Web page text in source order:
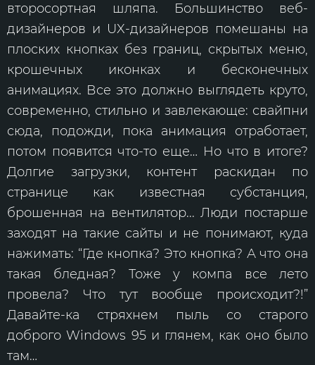
второсортная шляпа. Большинство веб-
дизайнеров и UX-дизайнеров помешаны на
плоских кнопках без границ, скрытых меню,
крошечных иконках и бесконечных
анимациях. Все это должно выглядеть круто,
современно, стильно и завлекающе: свайпни
сюда, подожди, пока анимация отработает,
потом появится что-то еще… Но что в итоге?
Долгие загрузки, контент раскидан по
странице как известная субстанция,
брошенная на вентилятор... Люди постарше
заходят на такие сайты и не понимают, куда
нажимать: “Где кнопка? Это кнопка? А что она
такая бледная? Тоже у компа все лето
провела? Что тут вообще происходит?!”
Давайте-ка стряхнем пыль со старого
доброго Windows 95 и глянем, как оно было
там…